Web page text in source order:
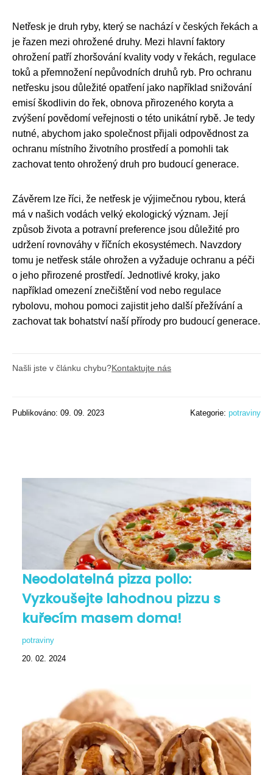
Netřesk je druh ryby, který se nachází v českých řekách a
je řazen mezi ohrožené druhy. Mezi hlavní faktory
ohrožení patří zhoršování kvality vody v řekách, regulace
toků a přemnožení nepůvodních druhů ryb. Pro ochranu
netřesku jsou důležité opatření jako například snižování
emisí škodlivin do řek, obnova přirozeného koryta a
zvýšení povědomí veřejnosti o této unikátní rybě. Je tedy
nutné, abychom jako společnost přijali odpovědnost za
ochranu místního životního prostředí a pomohli tak
zachovat tento ohrožený druh pro budoucí generace.
Závěrem lze říci, že netřesk je výjimečnou rybou, která
má v našich vodách velký ekologický význam. Její
způsob života a potravní preference jsou důležité pro
udržení rovnováhy v říčních ekosystémech. Navzdory
tomu je netřesk stále ohrožen a vyžaduje ochranu a péči
o jeho přirozené prostředí. Jednotlivé kroky, jako
například omezení znečištění vod nebo regulace
rybolovu, mohou pomoci zajistit jeho další přežívání a
zachovat tak bohatství naší přírody pro budoucí generace.
Našli jste v článku chybu?Kontaktujte nás
Publikováno: 09. 09. 2023 Kategorie: potraviny
Neodolatelná pizza pollo:
Vyzkoušejte lahodnou pizzu s
kuřecím masem doma!
potraviny
20. 02. 2024